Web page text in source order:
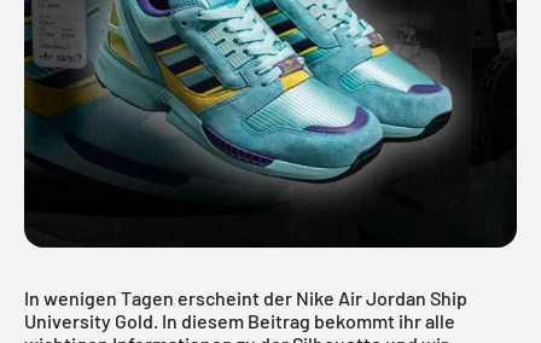
In wenigen Tagen erscheint der Nike Air Jordan Ship
University Gold. In diesem Beitrag bekommt ihr alle